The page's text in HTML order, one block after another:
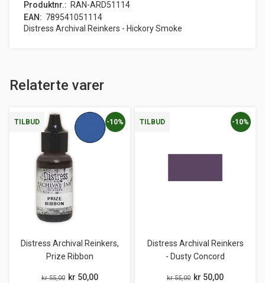
Produktnr.
RAN-ARD51114
EAN
789541051114
Distress Archival Reinkers - Hickory Smoke
Relaterte varer
TILBUD
Distress Archival Reinkers,
Prize Ribbon
-10%
kr 55,00 kr 50,00
TILBUD
Distress Archival Reinkers
- Dusty Concord
-10%
kr 55,00 kr 50,00